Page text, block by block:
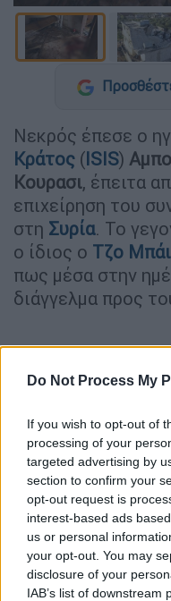
Do Not Process My
If you wish to opt-out of
processing of your
targeted advertising by
section to confirm your
opt-out request is
interest-based ads
us or personal
your opt-out. You may
disclosure of your
IAB’s list of
Νεκρός έπεσε ο
Κράτος (ISIS)
Κουρασι, έπειτα
επιχείρηση του
στη Συρία. Το
ο ίδιος ο Τζο
πως μέσα στην
διάγγελμα προς
Αναλυτικά η
Μπάιντεν